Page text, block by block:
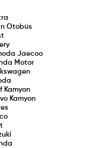
Otobüs
Jaecoo
Motor
Kamyon
Kamyon